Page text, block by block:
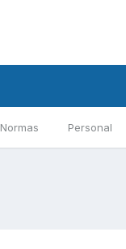
Normas Personal